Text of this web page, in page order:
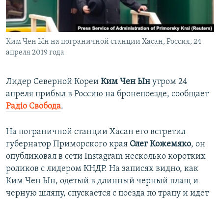
ПОБЕДИТЕЛЕЙ НЕ СУДЯТ?
КРЫМ.НЕПОКОРЕННЫЙ
ELIFBE
ПРИСОЕДИНЯЙТЕСЬ!
Ким Чен Ын на пограничной станции Хасан, Россия, 24
апреля 2019 года
Лидер Северной Кореи Ким Чен Ын утром 24
апреля прибыл в Россию на бронепоезде, сообщает
Радіо Свобода.
На пограничной станции Хасан его встретил
губернатор Приморского края Олег Кожемяко, он
опубликовал в сети Instagram несколько коротких
роликов с лидером КНДР. На записях видно, как
Ким Чен Ын, одетый в длинный черный плащ и
черную шляпу, спускается с поезда по трапу и идет